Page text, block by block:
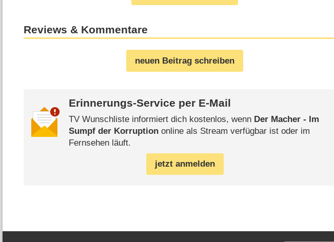
Reviews & Kommentare
neuen Beitrag schreiben
Erinnerungs-Service per E-Mail
TV Wunschliste informiert dich kostenlos, wenn Der Macher - Im
Sumpf der Korruptiononline als Stream verfügbar ist oder im
Fernsehen läuft.
jetzt anmelden